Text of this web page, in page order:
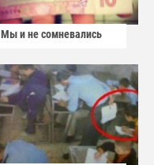
Мы и не сомневались